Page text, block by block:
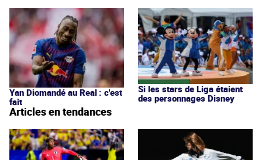
Yan Diomandé au Real : c'est
fait
Si les stars de Liga étaient
des personnages Disney
Articles en tendances